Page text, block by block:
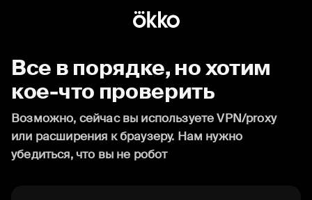
Все в порядке, но хотим
кое-что проверить
Возможно, сейчас вы используете VPN/proxy
или расширения к браузеру. Нам нужно
убедиться, что вы не робот